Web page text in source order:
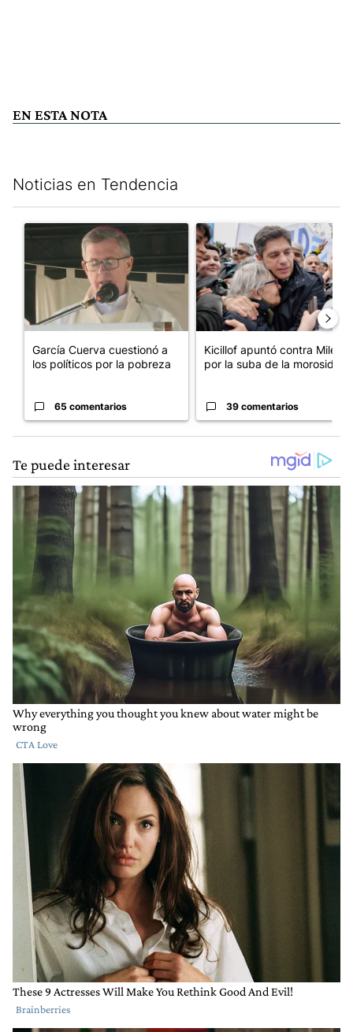
EN ESTA NOTA
Noticias en Tendencia
Un artículo de tendencia con el título "García Cuerva
García Cuerva cuestionó a
los políticos por la pobreza
65 comentarios
Un artículo de tendencia con
Kicillof apuntó contra Milei
por la suba de la morosida...
39 comentarios